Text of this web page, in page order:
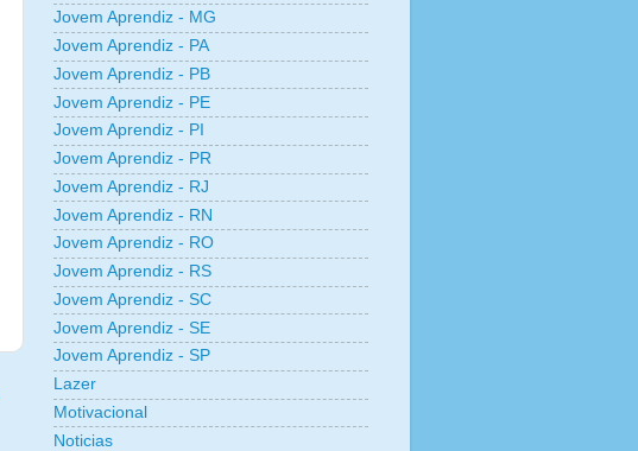
Jovem Aprendiz - MG
Jovem Aprendiz - PA
Jovem Aprendiz - PB
Jovem Aprendiz - PE
Jovem Aprendiz - PI
Jovem Aprendiz - PR
Jovem Aprendiz - RJ
Jovem Aprendiz - RN
Jovem Aprendiz - RO
Jovem Aprendiz - RS
Jovem Aprendiz - SC
Jovem Aprendiz - SE
Jovem Aprendiz - SP
Lazer
Motivacional
Noticias